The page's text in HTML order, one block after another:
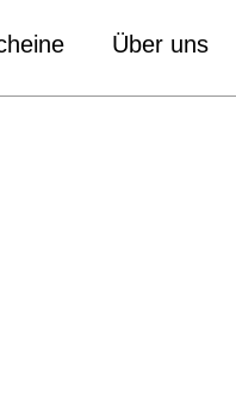
Über uns